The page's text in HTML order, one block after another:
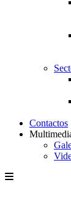
Contactos